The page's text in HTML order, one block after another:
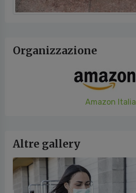
Organizzazione
Amazon Italia
Altre gallery